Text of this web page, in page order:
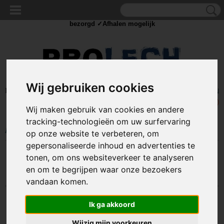
Wij gebruiken cookies
Wij maken gebruik van cookies en andere
tracking-technologieën om uw surfervaring
op onze website te verbeteren, om
gepersonaliseerde inhoud en advertenties te
tonen, om ons websiteverkeer te analyseren
en om te begrijpen waar onze bezoekers
vandaan komen.
Ik ga akkoord
Inloggen Registreren
UW WINKELWAGEN
(0)
Home >TOUW & ELASTIEK> Plat ELASTIEK
Sorteer op:
bezorgd ✓Afhalen mogelijk